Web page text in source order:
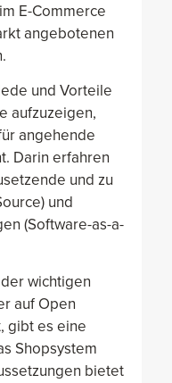
E-Commerce
angebotenen
und Vorteile
aufzuzeigen,
angehende
Darin erfahren
und zu
und
(Software-as-a-
wichtigen
auf Open
gibt es eine
Shopsystem
bietet